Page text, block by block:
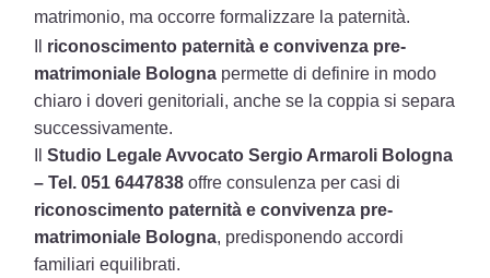
matrimonio, ma occorre formalizzare la paternità.
riconoscimento paternità e convivenza pre-
matrimoniale Bologna permette di definire in modo
chiaro i doveri genitoriali, anche se la coppia si separa
successivamente.
IlStudio Legale Avvocato Sergio Armaroli Bologna
– Tel. 051 6447838 offre consulenza per casi di
riconoscimento paternità e convivenza pre-
matrimoniale Bologna, predisponendo accordi
familiari equilibrati.